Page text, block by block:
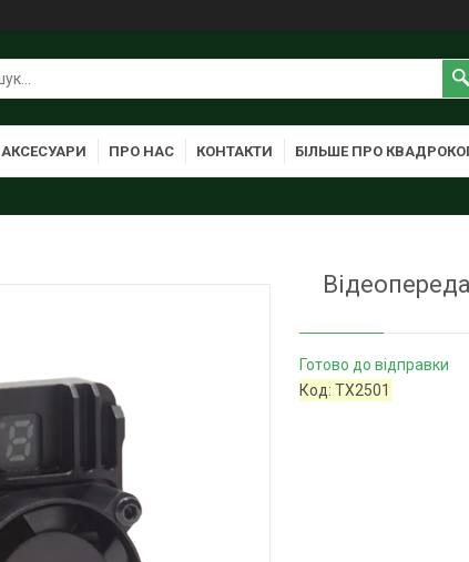
АКСЕСУАРИ ПРО НАС КОНТАКТИ БІЛЬШЕ ПРО
Готово до відправки
Код:TX2501